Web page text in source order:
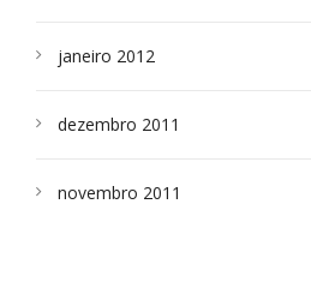
janeiro 2012
dezembro 2011
novembro 2011